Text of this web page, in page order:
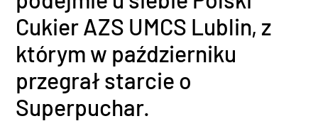
Cukier AZS UMCS Lublin, z
którym w październiku
przegrał starcie o
Superpuchar.